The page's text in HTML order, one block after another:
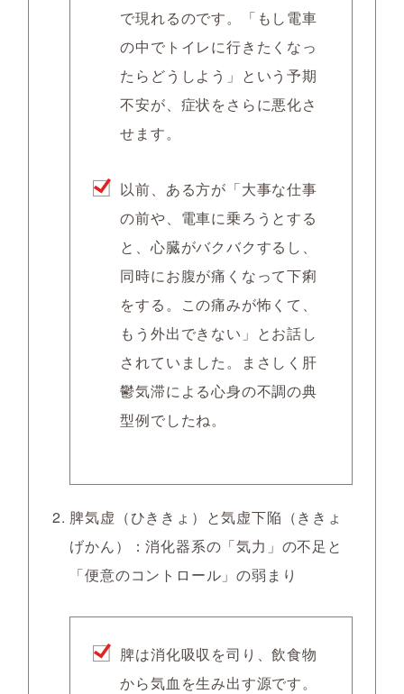
で現れるのです。「もし電車
の中でトイレに行きたくなっ
たらどうしよう」という予期
不安が、症状をさらに悪化さ
せます。
以前、ある方が「大事な仕事
の前や、電車に乗ろうとする
と、心臓がバクバクするし、
同時にお腹が痛くなって下痢
をする。この痛みが怖くて、
もう外出できない」とお話し
されていました。まさしく肝
鬱気滞による心身の不調の典
型例でしたね。
脾気虚（ひききょ）と気虚下陥（ききょ
げかん）：消化器系の「気力」の不足と
「便意のコントロール」の弱まり
脾は消化吸収を司り、飲食物
から気血を生み出す源です。